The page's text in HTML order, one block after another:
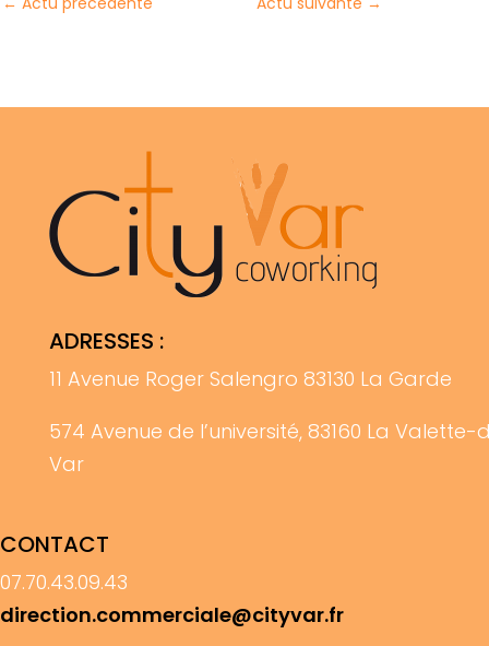
ADRESSES :
11 Avenue Roger Salengro 83130 La Garde
574 Avenue de l’université, 83160 La Valette-
Var
CONTACT
07.70.43.09.43
direction.commerciale@cityvar.fr